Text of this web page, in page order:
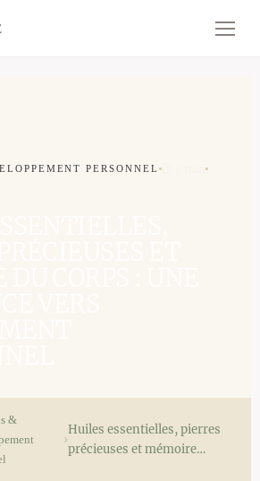
PERSONNEL ⏱ 3 min
&
›
Huiles essentielles, pierres
précieuses et mémoire…